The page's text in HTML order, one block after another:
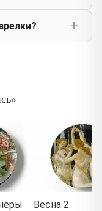
Весна 2